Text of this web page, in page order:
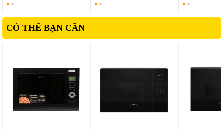
2. Dung tích 26 lít đáp ứng nhu cầu gia đình
★ 5 ★ 5 ★ 5
CÓ THỂ BẠN CẦN